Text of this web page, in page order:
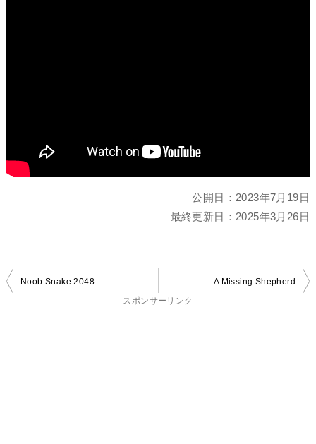
公開日： 2023年7月19日
最終更新日： 2025年3月26日
投
Noob Snake 2048
A Missing Shepherd
スポンサーリンク